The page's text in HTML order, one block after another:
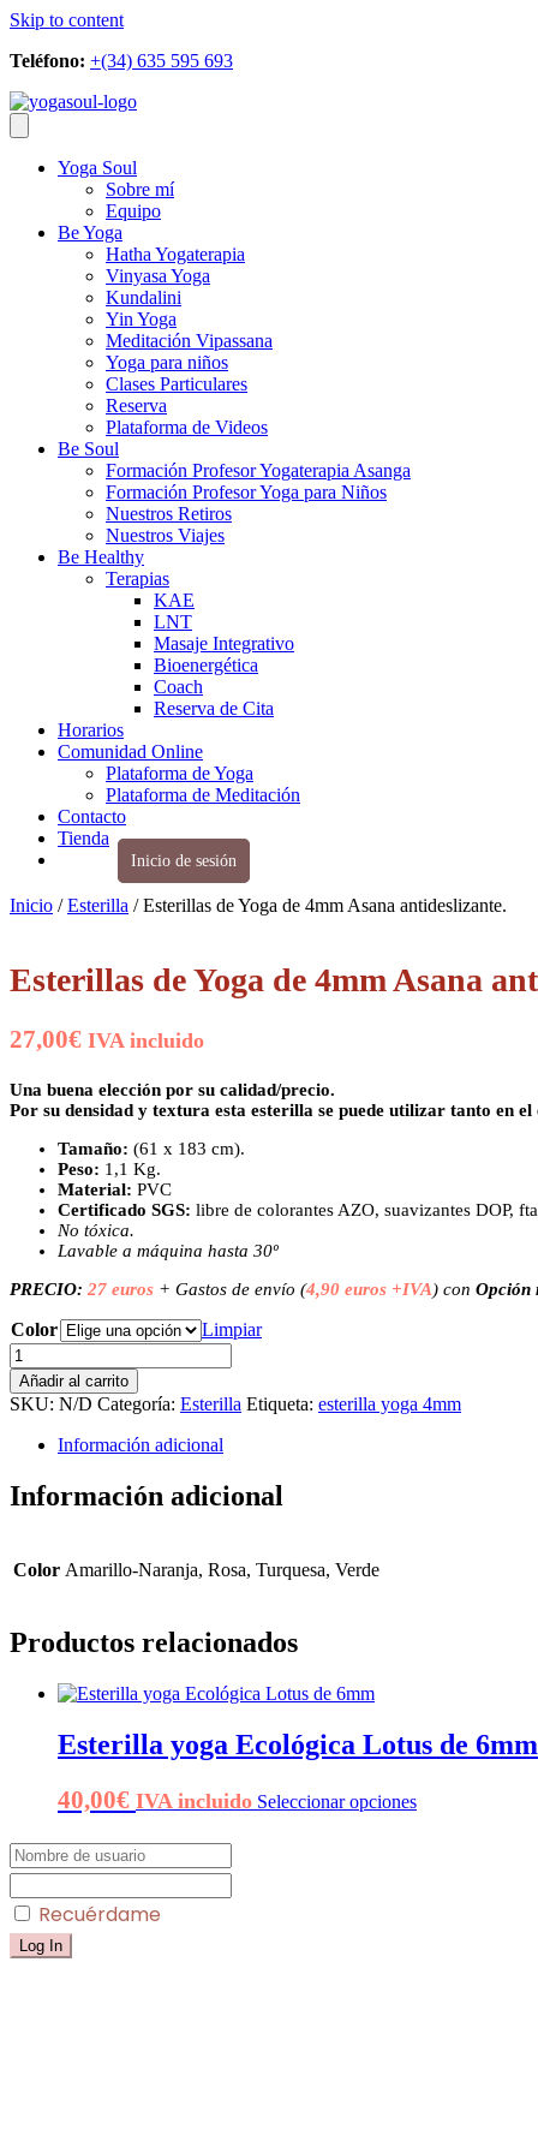
Skip to content
Teléfono: +(34) 635 595 693
Yoga Soul
Sobre mí
Equipo
Be Yoga
Hatha Yogaterapia
Vinyasa Yoga
Kundalini
Yin Yoga
Meditación Vipassana
Yoga para niños
Clases Particulares
Reserva
Plataforma de Videos
Be Soul
Formación Profesor Yogaterapia Asanga
Formación Profesor Yoga para Niños
Nuestros Retiros
Nuestros Viajes
Be Healthy
Terapias
KAE
LNT
Masaje Integrativo
Bioenergética
Coach
Reserva de Cita
Horarios
Comunidad Online
Plataforma de Yoga
Plataforma de Meditación
Contacto
Tienda
Inicio de sesión
Inicio /Esterilla / Esterillas de Yoga de 4mm Asana antideslizante.
Esterillas de Yoga de 4mm Asana
27,00€ IVA incluido
Una buena elección por su calidad/precio.
Por su densidad y textura esta esterilla se puede utilizar tanto en
Tamaño: (61 x 183 cm).
Peso: 1,1 Kg.
Material: PVC
Certificado SGS: libre de colorantes AZO, suavizantes DOP,
No tóxica.
Lavable a máquina hasta 30º
PRECIO: 27 euros + Gastos de envío (4,90 euros +IVA) con Opción
Color
Limpiar
Esterillas
de
Yoga
de
4mm
antideslizante.
cantidad
Añadir al carrito
SKU: N/D Categoría: Esterilla Etiqueta: esterilla yoga 4mm
Información adicional
Información adicional
Color Amarillo-Naranja, Rosa, Turquesa, Verde
Productos relacionados
Esterilla yoga Ecológica Lotus de 6mm
40,00€ IVA incluido Seleccionar opcionesEste
producto
Recuérdame